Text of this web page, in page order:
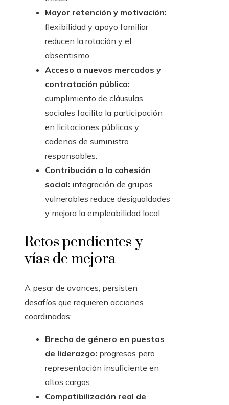
Mayor retención y motivación:
flexibilidad y apoyo familiar
reducen la rotación y el
absentismo.
Acceso a nuevos mercados y
contratación pública:
cumplimiento de cláusulas
sociales facilita la participación
en licitaciones públicas y
cadenas de suministro
responsables.
Contribución a la cohesión
social: integración de grupos
vulnerables reduce desigualdades
y mejora la empleabilidad local.
Retos pendientes y
vías de mejora
A pesar de avances, persisten
desafíos que requieren acciones
coordinadas:
Brecha de género en puestos
de liderazgo: progresos pero
representación insuficiente en
altos cargos.
Compatibilización real de